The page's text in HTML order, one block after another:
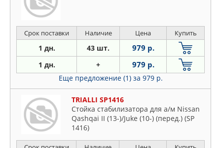
Срок поставки Наличие Цена Купить
1 дн. 43 шт. 979 р.
1 дн. + 979 р.
Еще предложение (1) за 979 р.
TRIALLI SP1416
Стойка стабилизатора для а/м Nissan
Qashqai II (13-)/Juke (10-) (перед.) (SP
1416)